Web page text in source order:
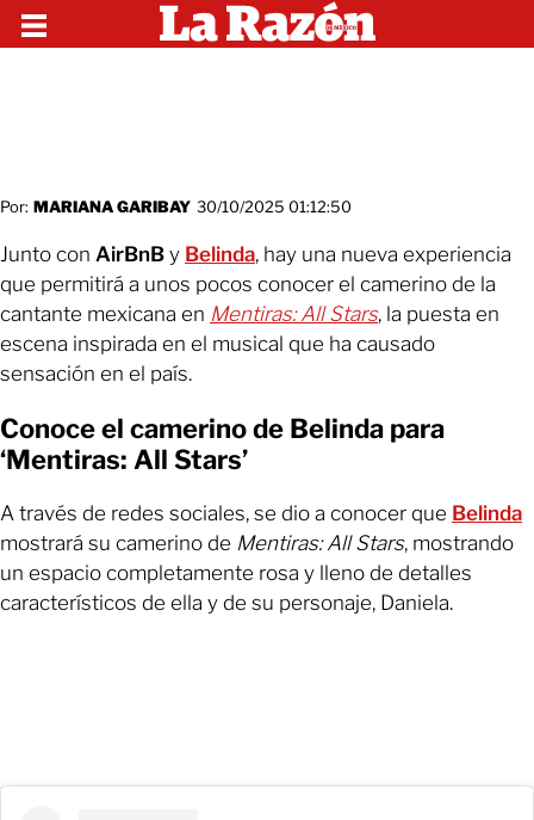
Por: MARIANA GARIBAY 30/10/2025 01:12:50
Junto con AirBnB y Belinda, hay una nueva experiencia
que permitirá a unos pocos conocer el camerino de la
cantante mexicana en Mentiras: All Stars, la puesta en
escena inspirada en el musical que ha causado
sensación en el país.
Conoce el camerino de Belinda para
‘Mentiras: All Stars’
A través de redes sociales, se dio a conocer que Belinda
mostrará su camerino de Mentiras: All Stars, mostrando
un espacio completamente rosa y lleno de detalles
característicos de ella y de su personaje, Daniela.